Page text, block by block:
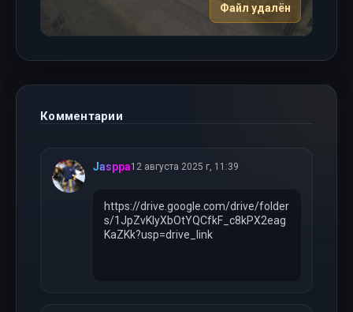
Файл удалён
Комментарии
Jasppa12 августа 2025 г, 11:39
https://drive.google.com/drive/folder
s/1JpZvKlyXbOtYQCfkF_c8kPX2eag
KaZKk?usp=drive_link